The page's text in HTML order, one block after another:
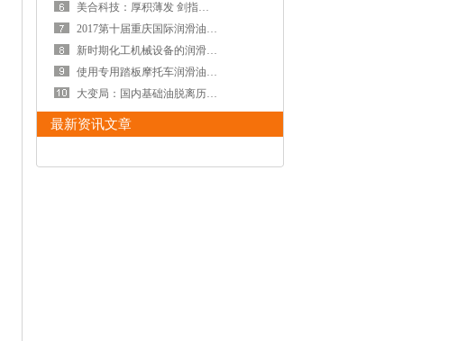
美合科技：厚积薄发 剑指车用润滑油市场
2017第十届重庆国际润滑油展圆满闭幕
新时期化工机械设备的润滑管理和保养
使用专用踏板摩托车润滑油畅享驾驶乐趣-中国润
大变局：国内基础油脱离历史季节性规律
最新资讯文章